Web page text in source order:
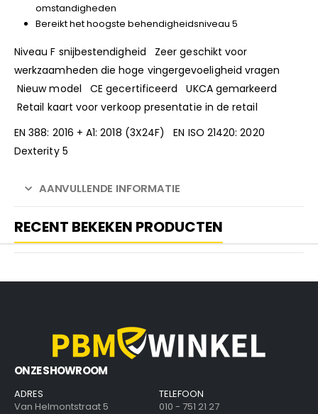
omstandigheden
Bereikt het hoogste behendigheidsniveau 5
Niveau F snijbestendigheid Zeer geschikt voor
werkzaamheden die hoge vingergevoeligheid vragen
Nieuw model CE gecertificeerd UKCA gemarkeerd
Retail kaart voor verkoop presentatie in de retail
EN 388: 2016 + A1: 2018 (3X24F) EN ISO 21420: 2020
Dexterity 5
AANVULLENDE INFORMATIE
RECENT BEKEKEN PRODUCTEN
ONZE SHOWROOM
ADRES
Van Helmontstraat 5
TELEFOON
010 - 751 21 27